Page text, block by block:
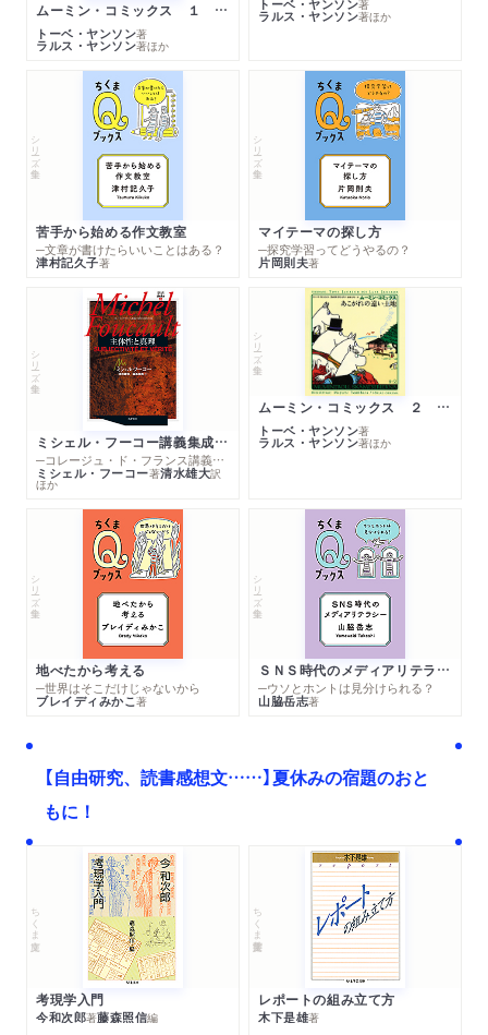
ムーミン・コミックス １ 黄金のしっぽ
トーベ・ヤンソン著
ラルス・ヤンソン著ほか
トーベ・ヤンソン著
ラルス・ヤンソン著ほか
シリーズ・全集
苦手から始める作文教室
─文章が書けたらいいことはある？
津村記久子著
シリーズ・全集
マイテーマの探し方
─探究学習ってどうやるの？
片岡則夫著
シリーズ・全集
ミシェル・フーコー講義集成１０ 主体性と真理
─コレージュ・ド・フランス講義１９８０－１９８１年度
ミシェル・フーコー著清水雄大訳
ほか
シリーズ・全集
ムーミン・コミックス ２ あこがれの遠い土地
トーベ・ヤンソン著
ラルス・ヤンソン著ほか
シリーズ・全集
地べたから考える
─世界はそこだけじゃないから
ブレイディみかこ著
シリーズ・全集
ＳＮＳ時代のメディアリテラシー
─ウソとホントは見分けられる？
山脇岳志著
【自由研究、読書感想文……】夏休みの宿題のおと
もに！
ちくま文庫
考現学入門
今和次郎著藤森照信編
ちくま学芸文庫
レポートの組み立て方
木下是雄著